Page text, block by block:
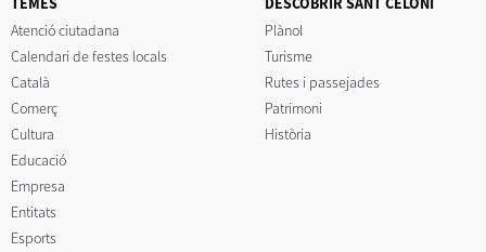
Atenció ciutadana
Calendari de festes locals
Català
Comerç
Cultura
Educació
Empresa
Entitats
Esports
Plànol
Turisme
Rutes i passejades
Patrimoni
Història